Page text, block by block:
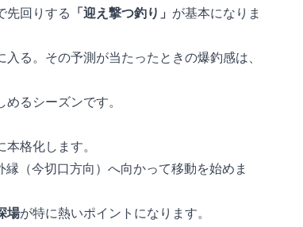
先回りする
「迎え撃つ釣り」 が基本になりま
る。その予測が当たったときの爆釣感は、
るシーズンです。
本格化します。
縁（今切口方向）へ向かって移動を始めま
場が特に熱いポイントになります。